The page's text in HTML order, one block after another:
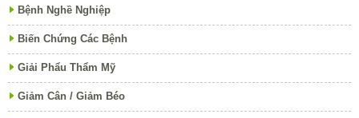
Bệnh Nghề Nghiệp
Biến Chứng Các Bệnh
Giải Phẩu Thẩm Mỹ
Giảm Cân / Giảm Béo